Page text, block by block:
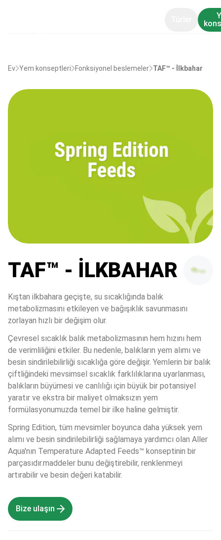
Ev Yem konseptleri Fonksiyonel beslemeler TAF™ - İlkbahar
TAF™ - İLKBAHAR
Kıştan ilkbahara geçişte, su sıcaklığında balık
metabolizmasını etkileyen ve bağışıklık savunmasını
zorlayan hızlı bir değişim olur.
Çevresel sıcaklık balık metabolizmasının hem hızını hem
de verimliliğini etkiler. Bu nedenle, balıkların yem alımı ve
besin sindirilebilirliği sıcaklığa göre değişir. Yemlerin bir balık
çiftliğindeki mevsimsel sıcaklık farklılıklarına uyarlanması,
balıkların büyümesi ve canlılığı için büyük bir potansiyel
yaratır ve ekstra bir maliyet olmaksızın yem
formülasyonumuzda temel bir ilke haline gelmiştir.
Spring Edition, tüm mevsimler boyunca daha yüksek yem
alımı ve besin sindirilebilirliği sağlamaya yardımcı olan Aller
Aqua'nın Temperature Adapted Feeds™ konseptinin bir
parçasıdır.maddeler bunu değiştirebilir, renklenmeyi
artırabilir ve besin değeri katabilir.
Bize ulaşın